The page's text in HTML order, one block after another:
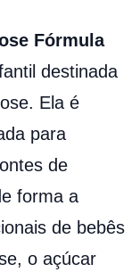
Fórmula
destinada
Ela é
para
de
forma a
de bebês
o açúcar